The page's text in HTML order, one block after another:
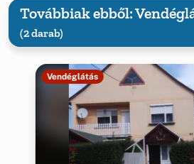
Továbbiak ebből:
(2 darab)
Vendéglátás